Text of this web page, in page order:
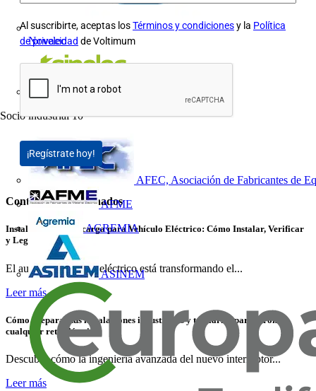
Novelec
Socio industrial 10
AFEC, Asociación de Fabricantes de
AFME
AGREMIA
ASINEM
Al suscribirte, aceptas losTérminos y condicionesy la Política
de privacidad de Voltimum
¡Regístrate hoy!
Contenidos relacionados
Instalaciones de Recarga para Vehículo Eléctrico: Cómo Instalar, Verificar
y Legalizar con Éxito
El auge del vehículo eléctrico está transformando el...
Leer más
Cómo preparar tus instalaciones industriales y terciarias para afrontar
cualquier reto eléctrico
Descubre cómo la ingeniería avanzada del nuevo interruptor...
Leer más